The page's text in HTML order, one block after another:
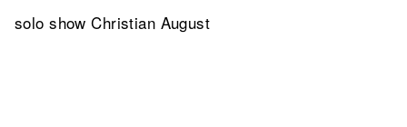
solo show Christian August